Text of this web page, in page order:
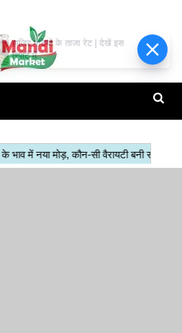
हाजिर मंडियों के ताजा रेट | देखें इस
रिपोर्ट में